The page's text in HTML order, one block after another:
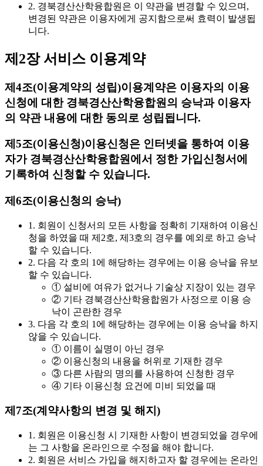
2. 경북경산산학융합원은 이 약관을 변경할 수 있으며,
변경된 약관은 이용자에게 공지함으로써 효력이 발생됩
니다.
제2장 서비스 이용계약
제4조(이용계약의 성립)이용계약은 이용자의 이용
신청에 대한 경북경산산학융합원의 승낙과 이용자
의 약관 내용에 대한 동의로 성립됩니다.
제5조(이용신청)이용신청은 인터넷을 통하여 이용
자가 경북경산산학융합원에서 정한 가입신청서에
기록하여 신청할 수 있습니다.
제6조(이용신청의 승낙)
1. 회원이 신청서의 모든 사항을 정확히 기재하여 이용신
청을 하였을 때 제2호, 제3호의 경우를 예외로 하고 승낙
할 수 있습니다.
2. 다음 각 호의 1에 해당하는 경우에는 이용 승낙을 유보
할 수 있습니다.
① 설비에 여유가 없거나 기술상 지장이 있는 경우
② 기타 경북경산산학융합원가 사정으로 이용 승
낙이 곤란한 경우
3. 다음 각 호의 1에 해당하는 경우에는 이용 승낙을 하지
않을 수 있습니다.
① 이름이 실명이 아닌 경우
② 이용신청의 내용을 허위로 기재한 경우
③ 다른 사람의 명의를 사용하여 신청한 경우
④ 기타 이용신청 요건에 미비 되었을 때
제7조(계약사항의 변경 및 해지)
1. 회원은 이용신청 시 기재한 사항이 변경되었을 경우에
는 그 사항을 온라인으로 수정을 해야 합니다.
2. 회원은 서비스 가입을 해지하고자 할 경우에는 온라인